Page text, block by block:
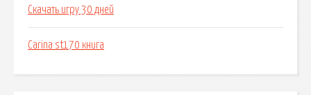
Скачать игру 30 дней
Carina st170 книга